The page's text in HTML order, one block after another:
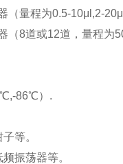
（量程为0.5-10μl,2-
（8道或12道，量程为
86℃）.
等。
振荡器等。